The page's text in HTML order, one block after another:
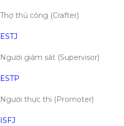
Thợ thủ công (Crafter)
ESTJ
Người giám sát (Supervisor)
ESTP
Người thực thi (Promoter)
ISFJ